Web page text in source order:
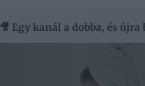
🎥 Egy kanál a dobba, és